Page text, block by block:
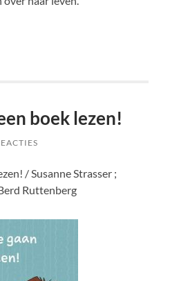
boek lezen!
/ Susanne Strasser ;
Ruttenberg